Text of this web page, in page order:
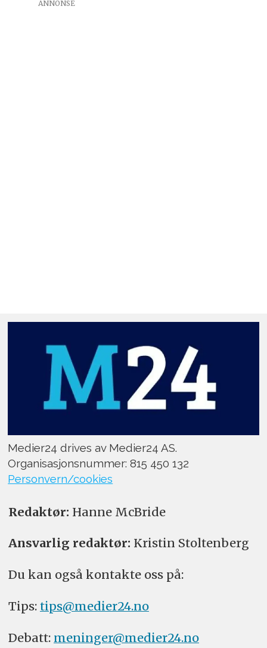
ANNONSE
Medier24 drives av Medier24 AS.
Organisasjonsnummer: 815 450 132
Personvern/cookies
Redaktør: Hanne McBride
Ansvarlig redaktør: Kristin Stoltenberg
Du kan også kontakte oss på:
Tips: tips@medier24.no
Debatt: meninger@medier24.no